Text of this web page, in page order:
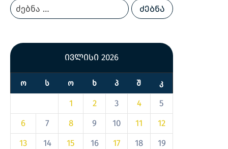
ივლისი 2026
Ო Ს Ო Ხ Პ Შ Კ
1 2 3 4
5
6
7 8 9 10 11
12
13
14 15 16 17 18
19